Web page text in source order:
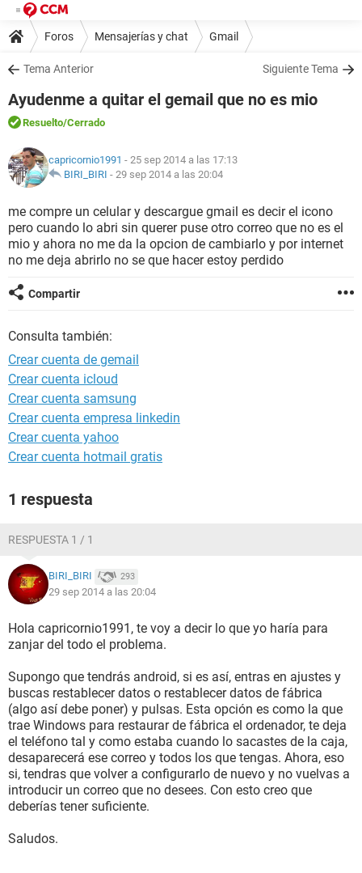
Foros Mensajerías y chat Gmail
Tema Anterior Siguiente Tema
Ayudenme a quitar el gemail que no es mio
Resuelto/Cerrado
capricornio1991 - 25 sep 2014 a las 17:13
BIRI_BIRI - 29 sep 2014 a las 20:04
me compre un celular y descargue gmail es decir el icono
pero cuando lo abri sin querer puse otro correo que no es el
mio y ahora no me da la opcion de cambiarlo y por internet
no me deja abrirlo no se que hacer estoy perdido
Compartir
Consulta también:
Crear cuenta de gemail
Crear cuenta icloud
Crear cuenta samsung
Crear cuenta empresa linkedin
Crear cuenta yahoo
Crear cuenta hotmail gratis
1 respuesta
RESPUESTA 1 / 1
BIRI_BIRI 293
29 sep 2014 a las 20:04
Hola capricornio1991, te voy a decir lo que yo haría para
zanjar del todo el problema.
Supongo que tendrás android, si es así, entras en ajustes y
buscas restablecer datos o restablecer datos de fábrica
(algo así debe poner) y pulsas. Esta opción es como la que
trae Windows para restaurar de fábrica el ordenador, te deja
el teléfono tal y como estaba cuando lo sacastes de la caja,
desaparecerá ese correo y todos los que tengas. Ahora, eso
si, tendras que volver a configurarlo de nuevo y no vuelvas a
introducir un correo que no desees. Con esto creo que
deberías tener suficiente.
Saludos.